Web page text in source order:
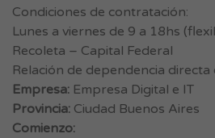
Condiciones de contratación:
Lunes a viernes de 9 a 18hs
Recoleta – Capital Federal
Relación de dependencia directa
Empresa: Empresa Digital e IT
Provincia: Ciudad Buenos Aires
Comienzo: